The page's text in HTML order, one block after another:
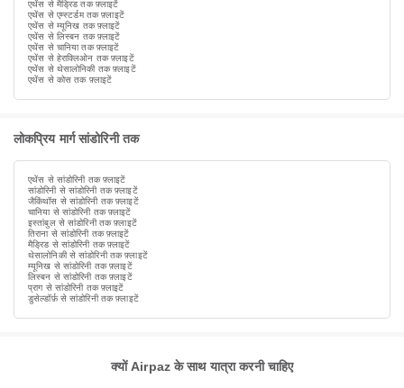
एथेंस से मैड्रिड तक फ़्लाइटें
एथेंस से एम्स्टर्डम तक फ़्लाइटें
एथेंस से म्यूनिख तक फ़्लाइटें
एथेंस से लिस्बन तक फ़्लाइटें
एथेंस से चानिया तक फ़्लाइटें
एथेंस से हेराक्लिओन तक फ़्लाइटें
एथेंस से थेसालोनिकी तक फ़्लाइटें
एथेंस से कोस तक फ़्लाइटें
लोकप्रिय मार्ग सांडोरिनी तक
एथेंस से सांडोरिनी तक फ़्लाइटें
सांडोरिनी से सांडोरिनी तक फ़्लाइटें
जैकिंथॉस से सांडोरिनी तक फ़्लाइटें
चानिया से सांडोरिनी तक फ़्लाइटें
इस्तांबुल से सांडोरिनी तक फ़्लाइटें
तिराना से सांडोरिनी तक फ़्लाइटें
मैड्रिड से सांडोरिनी तक फ़्लाइटें
थेसालोनिकी से सांडोरिनी तक फ़्लाइटें
म्यूनिख से सांडोरिनी तक फ़्लाइटें
लिस्बन से सांडोरिनी तक फ़्लाइटें
प्राग से सांडोरिनी तक फ़्लाइटें
डुसेल्डॉर्फ़ से सांडोरिनी तक फ़्लाइटें
क्यों Airpaz के साथ यात्रा करनी चाहिए